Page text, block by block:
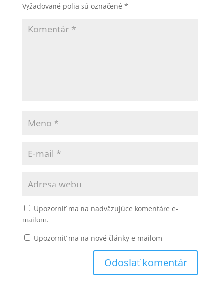
Vyžadované polia sú označené *
Upozorniť ma na nadväzujúce komentáre e-
mailom.
Upozorniť ma na nové články e-mailom